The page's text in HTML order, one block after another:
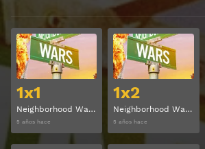
1x1
Neighborhood Wars Temporada 1 Capitulo 1
5 años hace
Ver
1x2
Neighborhood Wars Temporada 1 Capitulo 2
5 años hace